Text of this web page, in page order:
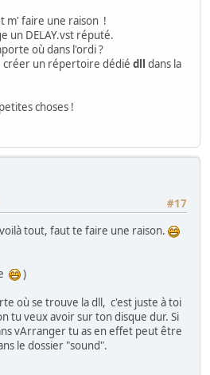
m' faire une raison !
un DELAY.vst réputé.
où dans l'ordi ?
créer un répertoire dédié dll dans la
choses !
#17
tout, faut te faire une raison.
)
où se trouve la dll, c'est juste à toi
tu veux avoir sur ton disque dur. Si
vArranger tu as en effet peut être
le dossier "sound".